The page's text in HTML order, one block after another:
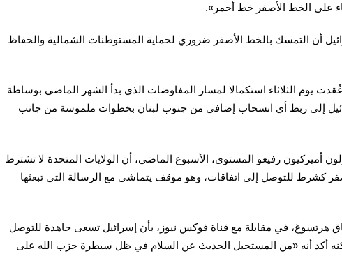
على الخط الأصفر خط أحمر».
أن التمسك بالخط الأصفر ضروري لحماية المستوطنات الشمالية والحفاظ
يوم الثلاثاء استكمالا لمسار المفاوضات الذي بدأ الشهر الماضي بوساطة
إلى ربط أي انسحاب إضافي من جنوب لبنان بخطوات ملموسة من جانب
أميركيون رفيعو المستوى، الأسبوع الماضي، أن الولايات المتحدة لا تشترط
كشرط للتوصل إلى اتفاقات، وهو موقف يتماشى مع الرسالة التي تبعثها
هرتسوغ، في مقابلة مع قناة فوكس نيوز، بأن إسرائيل تسعى جاهدة للتوصل
أكد أنه «من المستحيل الحديث عن السلام في ظل سيطرة حزب الله على